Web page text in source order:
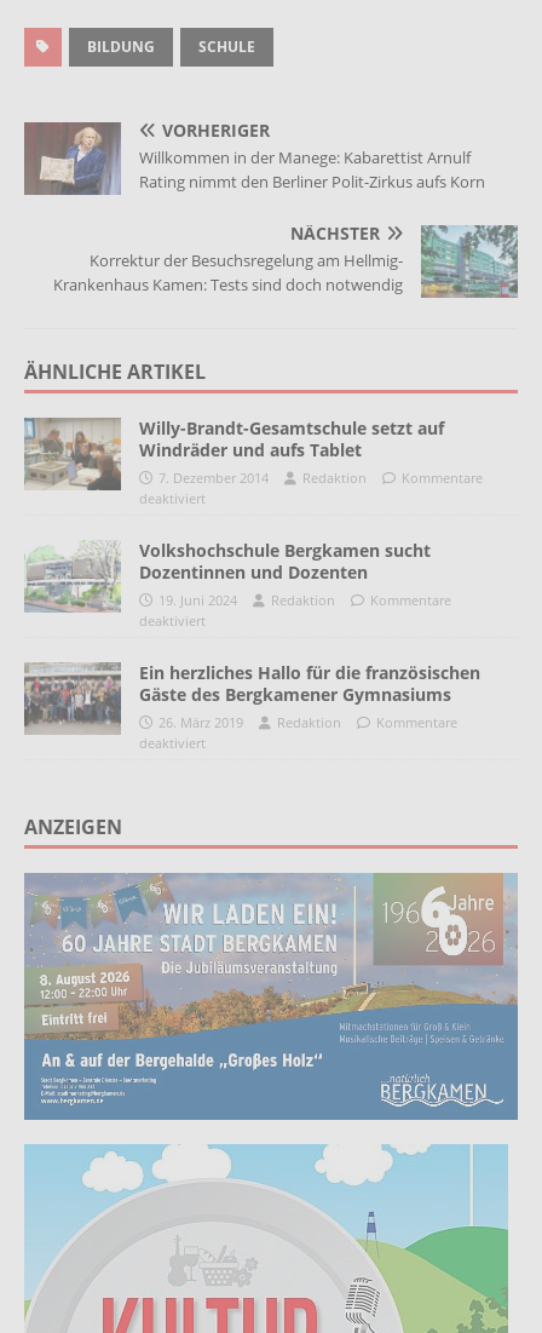
BILDUNG SCHULE
VORHERIGER
Willkommen in der Manege: Kabarettist Arnulf
Rating nimmt den Berliner Polit-Zirkus aufs Korn
NÄCHSTER
Korrektur der Besuchsregelung am Hellmig-
Krankenhaus Kamen: Tests sind doch notwendig
ÄHNLICHE ARTIKEL
Willy-Brandt-Gesamtschule setzt auf
Windräder und aufs Tablet
7. Dezember 2014 Redaktion
Kommentare
deaktiviert
Volkshochschule Bergkamen sucht
Dozentinnen und Dozenten
19. Juni 2024 Redaktion
Kommentare
deaktiviert
Ein herzliches Hallo für die französischen
Gäste des Bergkamener Gymnasiums
26. März 2019 Redaktion
Kommentare
deaktiviert
ANZEIGEN